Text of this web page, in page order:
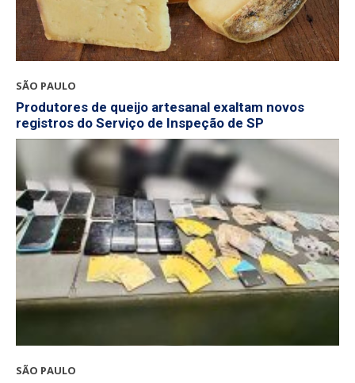
SÃO PAULO
Produtores de queijo artesanal exaltam novos
registros do Serviço de Inspeção de SP
SÃO PAULO